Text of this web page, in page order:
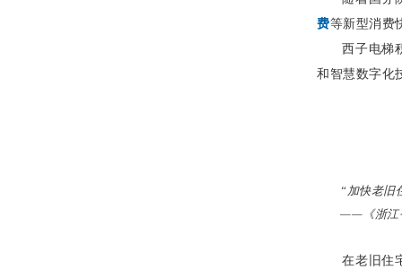
费等新型消费
西子电梯
和智慧数字化
“加快老旧
——《浙江
在老旧住